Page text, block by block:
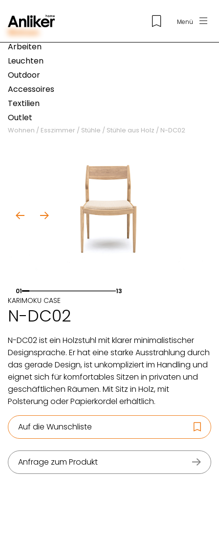
Menü
Wohnen
Arbeiten
Leuchten
Outdoor
Accessoires
Textilien
Outlet
Wohnen / Esszimmer / Stühle / Stühle aus Holz / N-DC02
01 13
KARIMOKU CASE
N-DC02
N-DC02 ist ein Holzstuhl mit klarer minimalistischer
Designsprache. Er hat eine starke Ausstrahlung durch
das gerade Design, ist unkompliziert im Handling und
eignet sich für komfortables Sitzen in privaten und
geschäftlichen Räumen. Mit Sitz in Holz, mit
Polsterung oder Papierkordel erhältlich.
Auf die Wunschliste
Anfrage zum Produkt